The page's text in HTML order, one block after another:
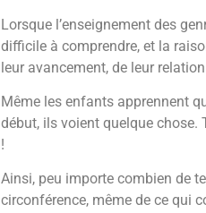
Lorsque l’enseignement des
difficile à comprendre, et la
leur avancement, de leur
Même les enfants apprennent
début, ils voient quelque chose.
!
Ainsi, peu importe combien de
circonférence, même de ce qui